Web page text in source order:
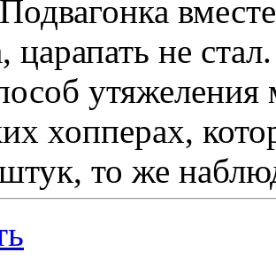
царапать не
хопперах,
то же